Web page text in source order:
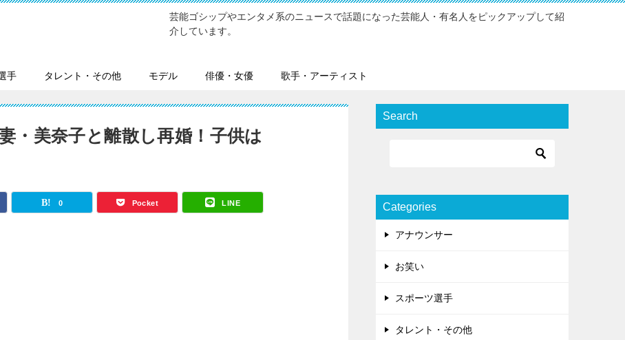
芸能ゴシップやエンタメ系のニュースで話題になった芸能人・有名人をピックアップして紹
介しています。
手 タレント・その他 モデル 俳優・女優 歌手・アーティスト
・美奈子と離散し再婚！子供は
0 Pocket LINE
Search
Categories
アナウンサー
お笑い
スポーツ選手
タレント・その他